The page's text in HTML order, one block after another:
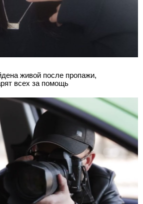
живой после пропажи,
всех за помощь